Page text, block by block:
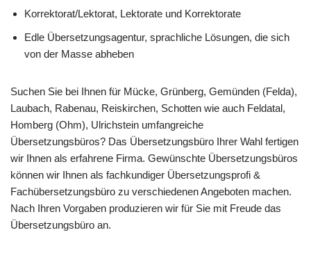
Korrektorat/Lektorat, Lektorate und Korrektorate
Edle Übersetzungsagentur, sprachliche Lösungen, die sich
von der Masse abheben
Suchen Sie bei Ihnen für Mücke, Grünberg, Gemünden (Felda),
Laubach, Rabenau, Reiskirchen, Schotten wie auch Feldatal,
Homberg (Ohm), Ulrichstein umfangreiche
Übersetzungsbüros? Das Übersetzungsbüro Ihrer Wahl fertigen
wir Ihnen als erfahrene Firma. Gewünschte Übersetzungsbüros
können wir Ihnen als fachkundiger Übersetzungsprofi &
Fachübersetzungsbüro zu verschiedenen Angeboten machen.
Nach Ihren Vorgaben produzieren wir für Sie mit Freude das
Übersetzungsbüro an.